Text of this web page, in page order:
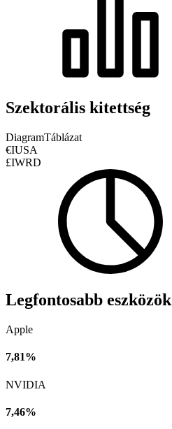
Szektorális kitettség
DiagramTáblázat
€IUSA
£IWRD
Legfontosabb eszközök
Apple
7,81%
NVIDIA
7,46%